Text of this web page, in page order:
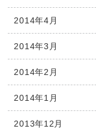
2014年4月
2014年3月
2014年2月
2014年1月
2013年12月